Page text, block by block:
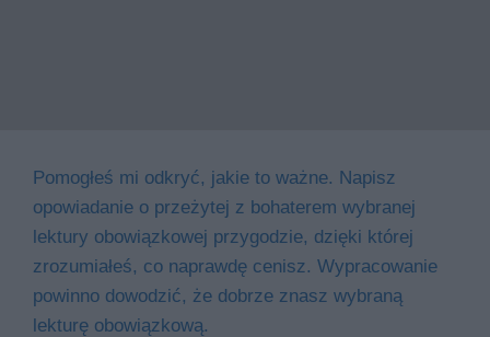
Pomogłeś mi odkryć, jakie to ważne. Napisz
opowiadanie o przeżytej z bohaterem wybranej
lektury obowiązkowej przygodzie, dzięki której
zrozumiałeś, co naprawdę cenisz. Wypracowanie
powinno dowodzić, że dobrze znasz wybraną
lekturę obowiązkową.